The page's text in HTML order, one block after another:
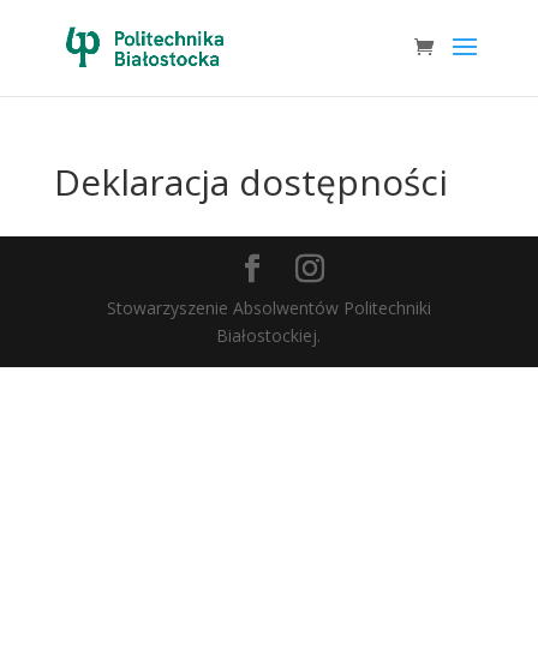
Deklaracja dostępności
Stowarzyszenie Absolwentów Politechniki
Białostockiej.